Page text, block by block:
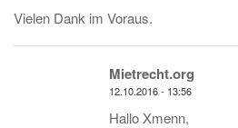
Vielen Dank im Voraus.
Mietrecht.org
12.10.2016 - 13:56
Hallo Xmenn,